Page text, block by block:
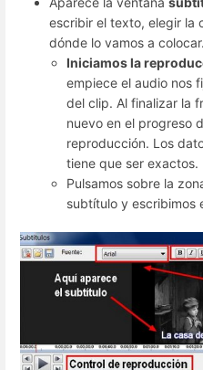
escribir el texto, elegir la
dónde lo vamos a
Iniciamos la
empiece el audio nos
del clip. Al finalizar la
nuevo en el progreso
reproducción. Los
tiene que ser exactos.
Pulsamos sobre la
subtítulo y escribimos